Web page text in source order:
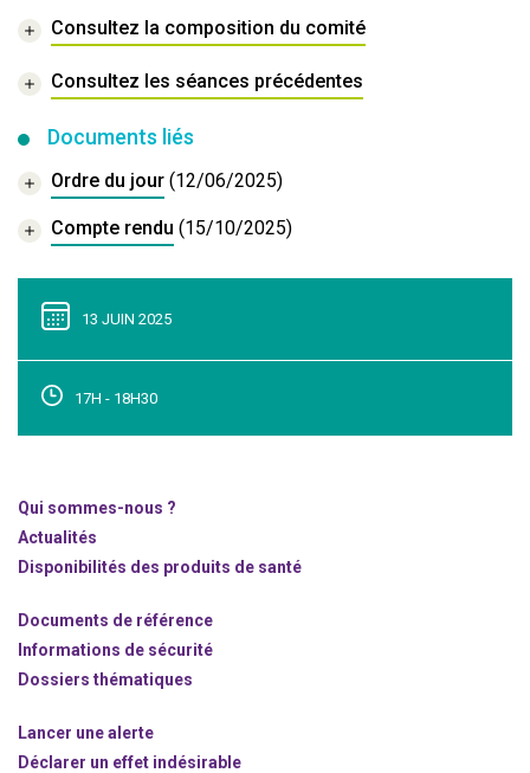
Consultez la composition du comité
Consultez les séances précédentes
Documents liés
Ordre du jour (12/06/2025)
Compte rendu (15/10/2025)
13 JUIN 2025
17H - 18H30
Qui sommes-nous ?
Actualités
Disponibilités des produits de santé
Documents de référence
Informations de sécurité
Dossiers thématiques
Lancer une alerte
Déclarer un effet indésirable